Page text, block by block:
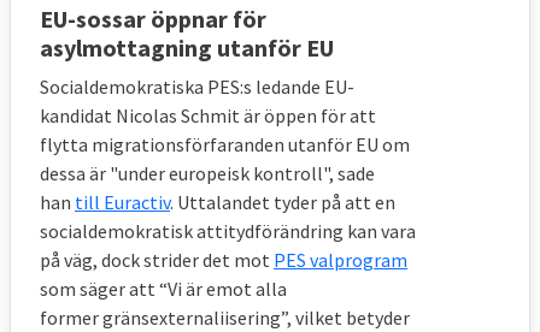
EU-sossar öppnar för
asylmottagning utanför EU
Socialdemokratiska PES:s ledande EU-
kandidat Nicolas Schmit är öppen för att
flytta migrationsförfaranden utanför EU om
dessa är "under europeisk kontroll", sade
han till Euractiv. Uttalandet tyder på att en
socialdemokratisk attitydförändring kan vara
på väg, dock strider det mot PES valprogram
som säger att “Vi är emot alla
former gränsexternaliisering”, vilket betyder